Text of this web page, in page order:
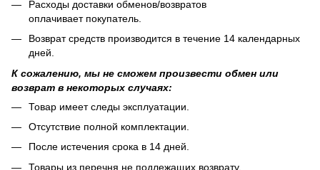
Расходы доставки обменов/возвратов
оплачивает покупатель.
Возврат средств производится в течение 14 календарных
дней.
К сожалению, мы не сможем произвести обмен или
возврат в некоторых случаях:
Товар имеет следы эксплуатации.
Отсутствие полной комплектации.
После истечения срока в 14 дней.
Товары из перечня не подлежащих возврату,